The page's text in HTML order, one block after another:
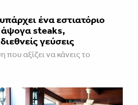
ένα εστιατόριο
άψογα steaks,
γεύσεις
που αξίζει να κάνεις το